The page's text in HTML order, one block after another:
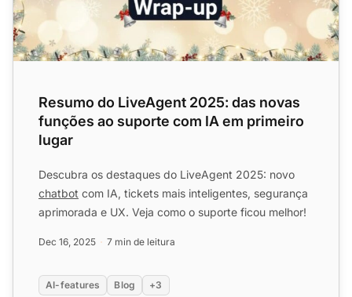
Resumo do LiveAgent 2025: das novas
funções ao suporte com IA em primeiro
lugar
Descubra os destaques do LiveAgent 2025: novo
chatbot com IA, tickets mais inteligentes, segurança
aprimorada e UX. Veja como o suporte ficou melhor!
Dec 16, 2025 7 min de leitura
AI-features Blog +3